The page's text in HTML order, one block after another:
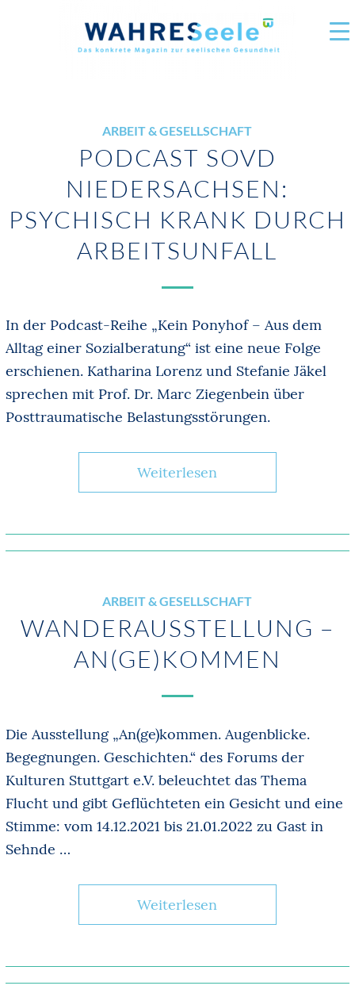
ARBEIT & GESELLSCHAFT
PODCAST SOVD
NIEDERSACHSEN:
PSYCHISCH KRANK DURCH
ARBEITSUNFALL
In der Podcast-Reihe „Kein Ponyhof – Aus dem
Alltag einer Sozialberatung“ ist eine neue Folge
erschienen. Katharina Lorenz und Stefanie Jäkel
sprechen mit Prof. Dr. Marc Ziegenbein über
Posttraumatische Belastungsstörungen.
Weiterlesen
ARBEIT & GESELLSCHAFT
WANDERAUSSTELLUNG –
AN(GE)KOMMEN
Die Ausstellung „An(ge)kommen. Augenblicke.
Begegnungen. Geschichten.“ des Forums der
Kulturen Stuttgart e.V. beleuchtet das Thema
Flucht und gibt Geflüchteten ein Gesicht und eine
Stimme: vom 14.12.2021 bis 21.01.2022 zu Gast in
Sehnde …
Weiterlesen